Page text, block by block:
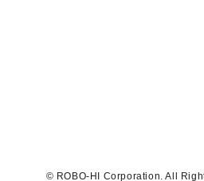
© ROBO-HI Corporation. All